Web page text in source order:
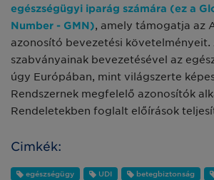
egészségügyi iparág számára (ez a
Number - GMN), amely támogatja az
azonosító bevezetési követelményeit.
szabványainak bevezetésével az
úgy Európában, mint világszerte
Rendszernek megfelelő azonosítók
Rendeletekben foglalt előírások
Cimkék:
egészségügy UDI betegbiztonság